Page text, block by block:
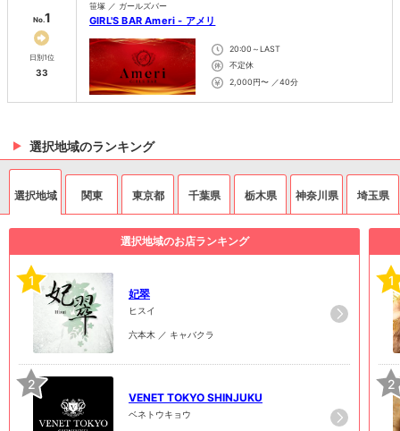
No.1
日別1位
33
笹塚 ／ ガールズバー
GIRL'S BAR Ameri - アメリ
20:00～LAST
不定休
2,000円〜 ／40分
選択地域のランキング
選択地域 関東 東京都 千葉県 栃木県 神奈川県 埼玉県
選択地域のお店ランキング
1
妃翠
ヒスイ
六本木 ／ キャバクラ
2
VENET TOKYO SHINJUKU
ベネトウキョウ
1
2